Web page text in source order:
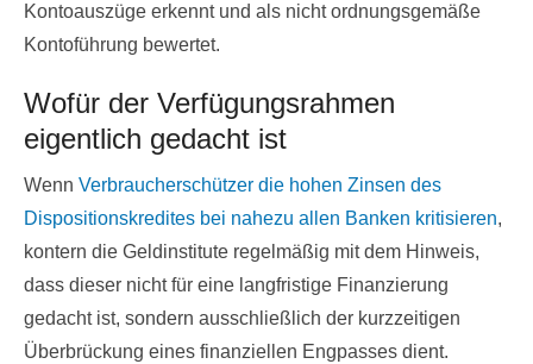
Kontoauszüge erkennt und als nicht ordnungsgemäße
Kontoführung bewertet.
Wofür der Verfügungsrahmen
eigentlich gedacht ist
Wenn Verbraucherschützer die hohen Zinsen des
Dispositionskredites bei nahezu allen Banken kritisieren,
kontern die Geldinstitute regelmäßig mit dem Hinweis,
dass dieser nicht für eine langfristige Finanzierung
gedacht ist, sondern ausschließlich der kurzzeitigen
Überbrückung eines finanziellen Engpasses dient.